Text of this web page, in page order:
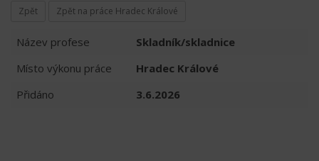
Zpět Zpět na práce Hradec Králové
Název profese
Skladník/skladnice
Místo výkonu práce
Hradec Králové
Přidáno
3.6.2026